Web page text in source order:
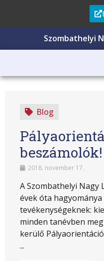
Szombathelyi
Blog
beszámolók!
2018. november 17.
A Szombathelyi Nagy
évek óta
tevékenységeknek:
minden tanévben
kerülő
...